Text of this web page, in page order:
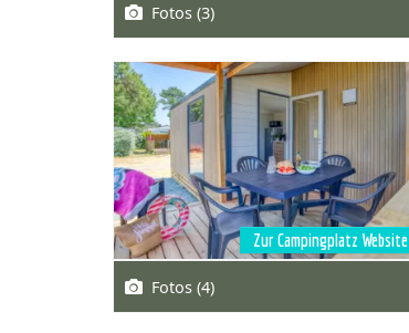
Fotos (3)
Zur Campingplatz Website
Fotos (4)